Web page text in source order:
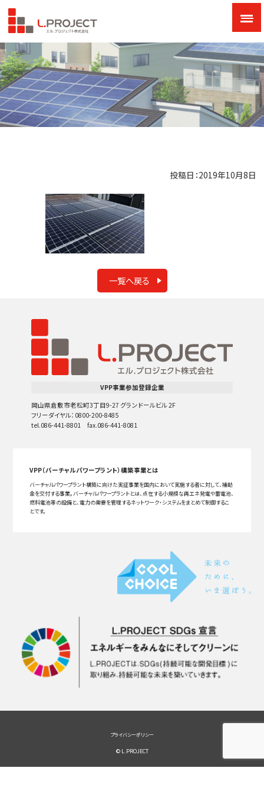
投稿日：2019年10月8日
一覧へ戻る
VPP事業参加登録企業
岡山県倉敷市老松町3丁目9-27 グランドールビル 2F
フリーダイヤル：0800-200-8485
tel.086-441-8801 fax.086-441-8081
VPP（バーチャルパワープラント）構築事業とは
バーチャルパワープラント構築に向けた実証事業を国内において実施する者に対して、補助
金を交付する事業。バーチャルパワープラントとは、点在する小規模な再エネ発電や蓄電池、
燃料電池等の設備と、電力の需要を管理するネットワーク・システムをまとめて制御するこ
とです。
プライバシーポリシー
© L.PROJECT